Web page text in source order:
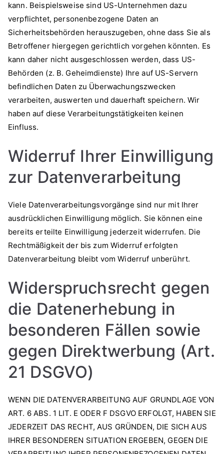
kann. Beispielsweise sind US-Unternehmen dazu
verpflichtet, personenbezogene Daten an
Sicherheitsbehörden herauszugeben, ohne dass Sie als
Betroffener hiergegen gerichtlich vorgehen könnten. Es
kann daher nicht ausgeschlossen werden, dass US-
Behörden (z. B. Geheimdienste) Ihre auf US-Servern
befindlichen Daten zu Überwachungszwecken
verarbeiten, auswerten und dauerhaft speichern. Wir
haben auf diese Verarbeitungstätigkeiten keinen
Einfluss.
Widerruf Ihrer Einwilligung
zur Datenverarbeitung
Viele Datenverarbeitungsvorgänge sind nur mit Ihrer
ausdrücklichen Einwilligung möglich. Sie können eine
bereits erteilte Einwilligung jederzeit widerrufen. Die
Rechtmäßigkeit der bis zum Widerruf erfolgten
Datenverarbeitung bleibt vom Widerruf unberührt.
Widerspruchsrecht gegen
die Datenerhebung in
besonderen Fällen sowie
gegen Direktwerbung (Art.
21 DSGVO)
WENN DIE DATENVERARBEITUNG AUF GRUNDLAGE VON
ART. 6 ABS. 1 LIT. E ODER F DSGVO ERFOLGT, HABEN SIE
JEDERZEIT DAS RECHT, AUS GRÜNDEN, DIE SICH AUS
IHRER BESONDEREN SITUATION ERGEBEN, GEGEN DIE